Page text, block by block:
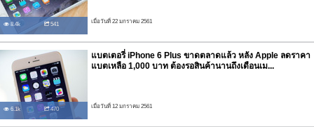
8.4k 541 เมื่อวันที่ 22 มกราคม 2561
6.1k 470
แบตเตอรี่ iPhone 6 Plus ขาดตลาดแล้ว หลัง Apple ลดราคา
แบตเหลือ 1,000 บาท ต้องรอสินค้านานถึงเดือนเม...
เมื่อวันที่ 12 มกราคม 2561